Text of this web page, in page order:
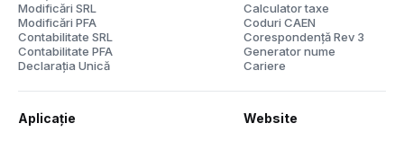
Modificări SRL
Modificări PFA
Contabilitate SRL
Contabilitate PFA
Declarația Unică
Calculator taxe
Coduri CAEN
Corespondență Rev 3
Generator nume
Cariere
Aplicație Website